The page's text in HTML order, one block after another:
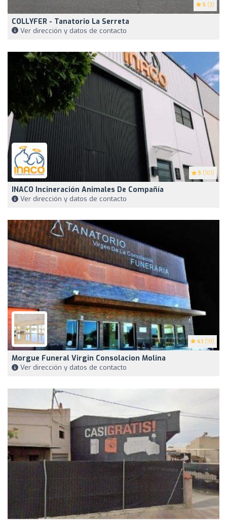
5 (3)
COLLYFER - Tanatorio La Serreta
Ver dirección y datos de contacto
5 (101)
INACO Incineración Animales De Compañía
Ver dirección y datos de contacto
4.1 (19)
Morgue Funeral Virgin Consolacion Molina
Ver dirección y datos de contacto